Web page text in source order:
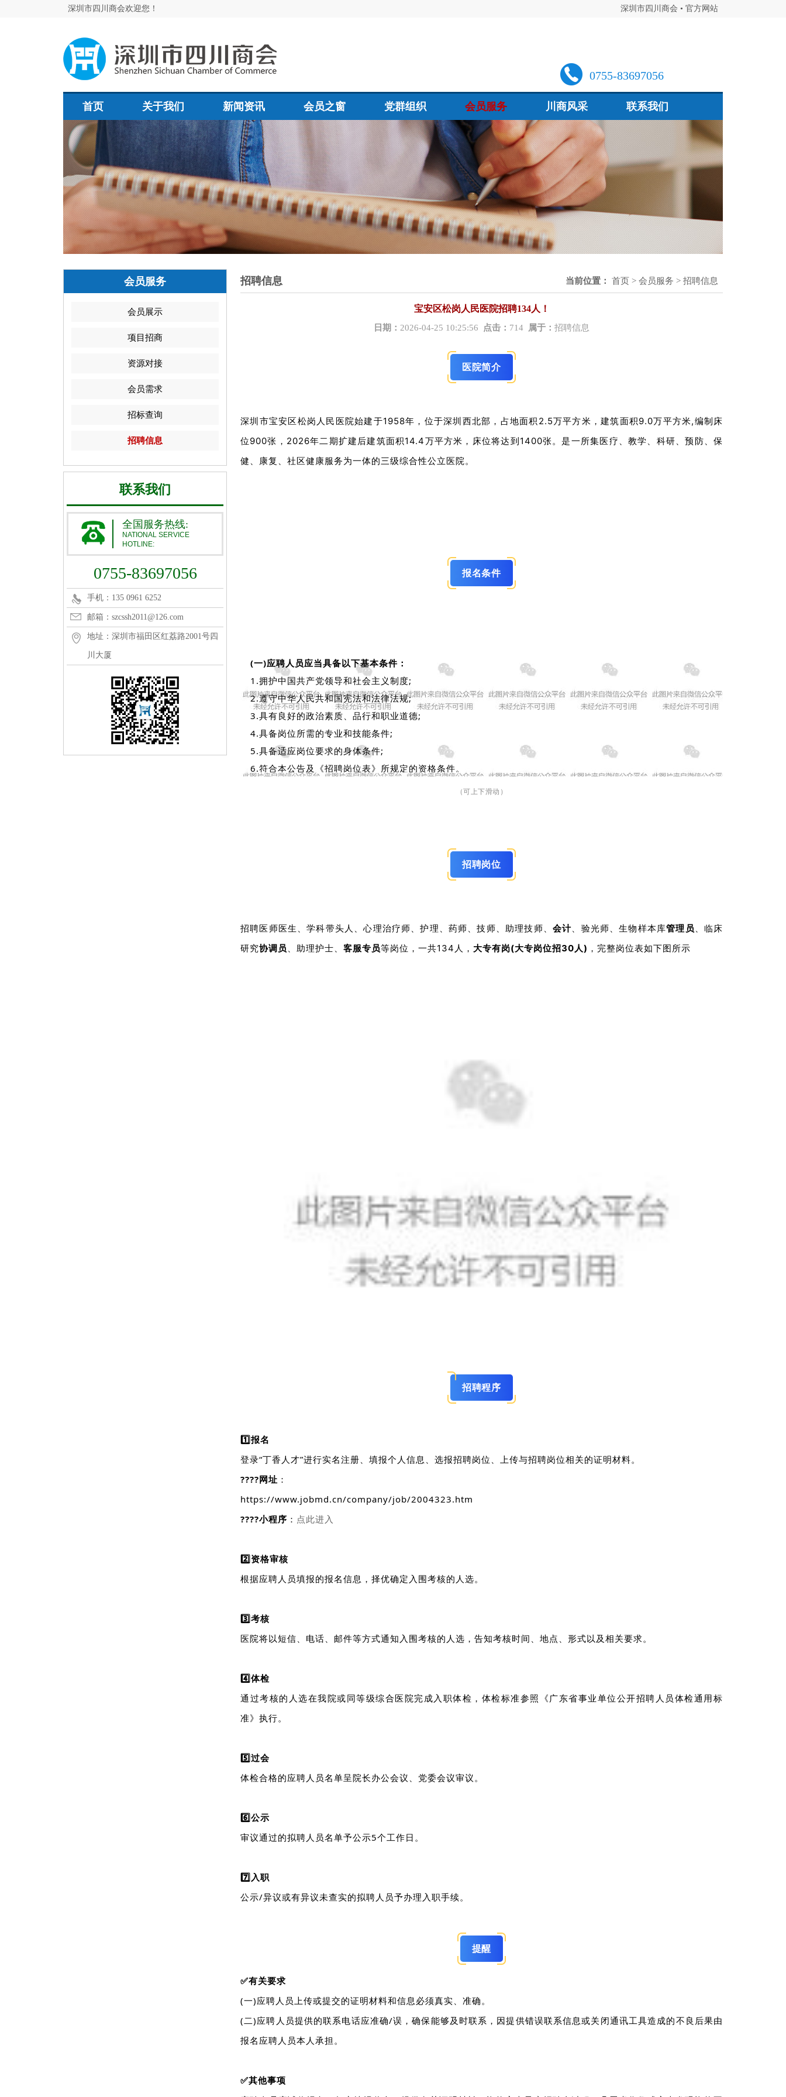
深圳市四川商会欢迎您！ 深圳市四川商会 • 官方网站
0755-83697056
首页 关于我们 新闻资讯 会员之窗 党群组织 会员服务 川商风采 联系我们
会员服务
会员展示
项目招商
资源对接
会员需求
招标查询
招聘信息
联系我们
全国服务热线:
NATIONAL SERVICE
HOTLINE:
0755-83697056
手机：135 0961 6252
邮箱：szcssh2011@126.com
地址：深圳市福田区红荔路2001号四
川大厦
当前位置： 首页 > 会员服务 > 招聘信息
招聘信息
宝安区松岗人民医院招聘134人！
日期： 2026-04-25 10:25:56 点击： 714 属于： 招聘信息
医院简介
深圳市宝安区松岗人民医院始建于1958年，位于深圳西北部，占地面积2.5万平方米，建筑面积9.0万平方米,编制床
位900张，2026年二期扩建后建筑面积14.4万平方米，床位将达到1400张。是一所集医疗、教学、科研、预防、保
健、康复、社区健康服务为一体的三级综合性公立医院。
报名条件
(一)应聘人员应当具备以下基本条件：
1.拥护中国共产党领导和社会主义制度;
2.遵守中华人民共和国宪法和法律法规;
3.具有良好的政治素质、品行和职业道德;
4.具备岗位所需的专业和技能条件;
5.具备适应岗位要求的身体条件;
6.符合本公告及《招聘岗位表》所规定的资格条件。
可以报名要求低学历的岗位，但必须符合招聘岗位表中相应学历的专业和学位要求及其它资
(2)所学专业必须与岗位规定的学历层次相对应。如岗位要求学历为“研究生”，专业为“儿科
学”，而应聘人员本科学历的专业为“临床医学”，但研究生学历的专业为“妇产科学”，则不符
1.受行政开除处分未满五年或其他行政处分正在处分期内的;
2.因涉嫌违法违纪正在接受审计、纪律审查，或者涉嫌犯罪，司法程序尚未终结的;
7.在读的非应届普通高等院校毕业生;
8.非地方班的军队院校应届毕业生;
10.未经现工作单位同意报名的深圳市事业单位在编工作人员;
11.法律法规规定不宜聘用的其他情形。
（可上下滑动）
招聘岗位
招聘医师医生、学科带头人、心理治疗师、护理、药师、技师、助理技师、 会计、验光师、生物样本库管理员 、临床
研究协调员 、助理护士、 客服专员等岗位，一共134人 ， 大专有岗(大专岗位招30人) ，完整岗位表如下图所示
招聘程序
1️⃣报名
登录“丁香人才”进行实名注册、填报个人信息、选报招聘岗位、上传与招聘岗位相关的证明材料。
????网址 ：
https://www.jobmd.cn/company/job/2004323.htm
????小程序 ： 点此进入
2️⃣资格审核
根据应聘人员填报的报名信息，择优确定入围考核的人选。
3️⃣考核
医院将以短信、电话、邮件等方式通知入围考核的人选，告知考核时间、地点、形式以及相关要求。
4️⃣体检
通过考核的人选在我院或同等级综合医院完成入职体检，体检标准参照《广东省事业单位公开招聘人员体检通用标
准》执行。
5️⃣过会
体检合格的应聘人员名单呈院长办公会议、党委会议审议。
6️⃣公示
审议通过的拟聘人员名单予公示5个工作日。
7️⃣入职
公示/异议或有异议未查实的拟聘人员予办理入职手续。
提醒
✅有关要求
(一)应聘人员上传或提交的证明材料和信息必须真实、准确。
(二)应聘人员提供的联系电话应准确/误，确保能够及时联系，因提供错误联系信息或关闭通讯工具造成的不良后果由
报名应聘人员本人承担。
✅其他事项